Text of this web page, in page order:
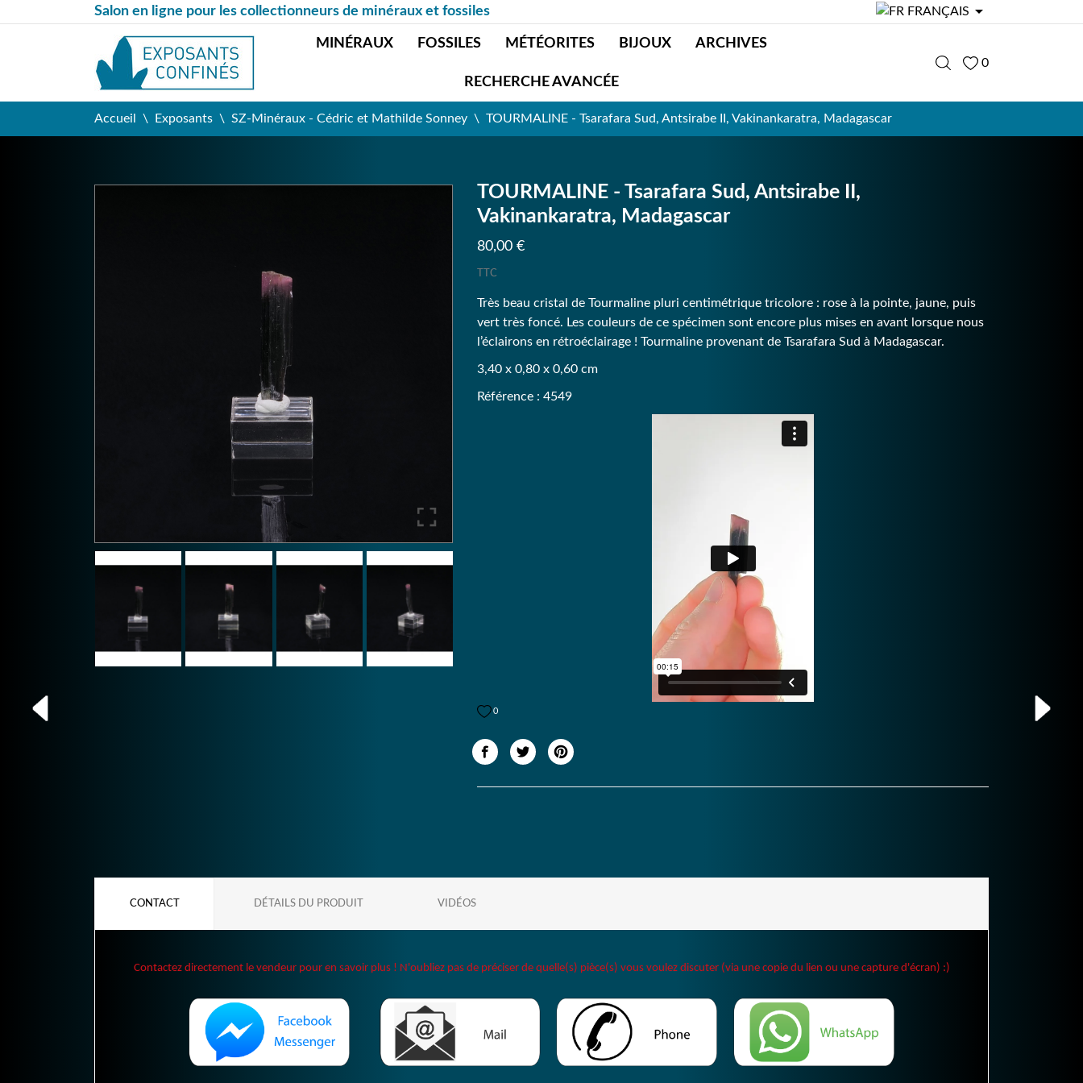
Salon en ligne pour les collectionneurs de minéraux et fossiles FRANÇAIS 
MINÉRAUX FOSSILES MÉTÉORITES BIJOUX ARCHIVES
RECHERCHE AVANCÉE
0
Accueil Exposants SZ-Minéraux - Cédric et Mathilde Sonney TOURMALINE - Tsarafara Sud, Antsirabe II, Vakinankaratra, Madagascar
TOURMALINE - Tsarafara Sud, Antsirabe II,
Vakinankaratra, Madagascar
80,00 €
TTC
Très beau cristal de Tourmaline pluri centimétrique tricolore : rose à la pointe, jaune, puis
vert très foncé. Les couleurs de ce spécimen sont encore plus mises en avant lorsque nous
l’éclairons en rétroéclairage ! Tourmaline provenant de Tsarafara Sud à Madagascar.
3,40 x 0,80 x 0,60 cm
Référence : 4549
0
CONTACT DÉTAILS DU PRODUIT VIDÉOS
Contactez directement le vendeur pour en savoir plus ! N'oubliez pas de préciser de quelle(s) pièce(s) vous voulez discuter (via une copie du lien ou une capture d'écran) :)